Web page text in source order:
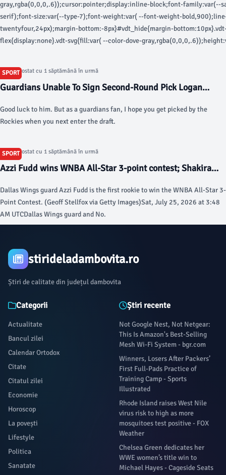
gray,rgba(0,0,0,.6));cursor:pointer;display:inline-block;font-family:var(--
serif);font-size:var(--type-7);font-weight:var( --font-weight-
twentyfour,24px);margin-bottom:-8px}#vdt_hide{margin-
flex{display:none}.vdt-svg{fill:var( --color-dove-
= ga_data.route.sectionName || ga_data.route.ssts.split('/'), subsection =
ga_data.route.ssts.split('/'); vdToggle.addEventListener('click', ()=> { //
vdShow = document.getElementById('vdt_show'), vdHide =
document.getElementById('vdt_hide'); } vdContainer.hidden =
{ if (!flagCaption) { flagCaption = true; fireCaptionAnalytics() }
vdHide.hidden = false; } }); function fireCaptionAnalytics () { let analytics =
document.getElementById("pageAnalytics"); try { if (analytics) {
} else { if (window.newrelic) window.newrelic.noticeError('page analytics
catch (e) { if (window.newrelic) window.newrelic.noticeError(e); } } }());
the past 13 years, the Los Angeles Dodgers have won three World Series
League pennants and have been to the postseason all 13 seasons.
SPORT
Articol postat cu 1 săptămână în urmă
Guardians Unable To Sign Second-Round Pick Logan
Good luck to him. But as a guardians fan, I hope you get picked by the
Rockies when you next enter the draft.
SPORT
Articol postat cu 1 săptămână în urmă
Azzi Fudd wins WNBA All-Star 3-point contest; Shakira
Challenge - Yahoo Sports
Dallas Wings guard Azzi Fudd is the first rookie to win the WNBA All-Star 3-
Point Contest. (Geoff Stellfox via Getty Images)Sat, July 25, 2026 at 3:48
AM UTCDallas Wings guard and No.
stirideladambovita.ro
Știri de calitate din județul dambovita
Categorii
Actualitate
Bancul zilei
Calendar Ortodox
Citate
Citatul zilei
Economie
Horoscop
La povești
Lifestyle
Politica
Sanatate
Știri recente
Not Google Nest, Not Netgear:
This Is Amazon's Best-Selling
Mesh Wi-Fi System - bgr.com
Winners, Losers After Packers’
First Full-Pads Practice of
Training Camp - Sports
Illustrated
Rhode Island raises West Nile
virus risk to high as more
mosquitoes test positive - FOX
Weather
Chelsea Green dedicates her
WWE women’s title win to
Michael Hayes - Cageside Seats